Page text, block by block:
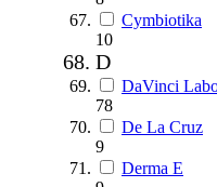
Cymbiotika
10
D
DaVinci
78
De La Cruz
9
Derma E